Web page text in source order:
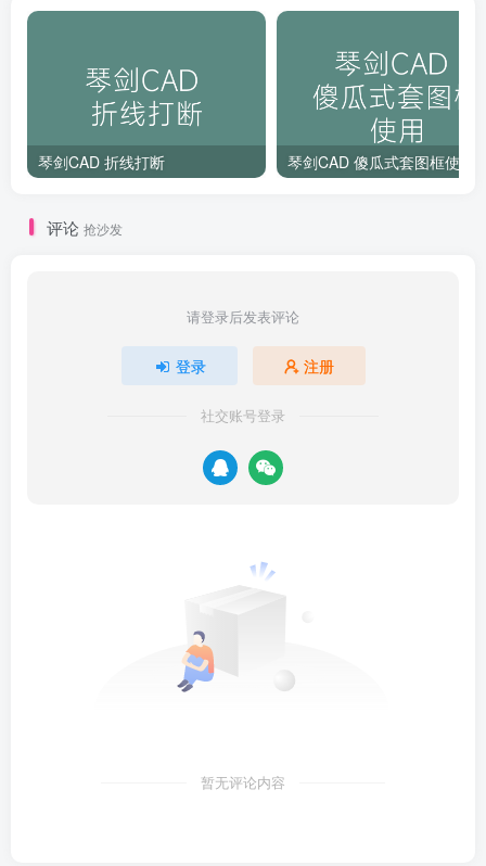
琴剑CAD 折线打断 琴剑CAD 傻瓜式套图框使用
评论 抢沙发
请登录后发表评论
登录 注册
社交账号登录
暂无评论内容